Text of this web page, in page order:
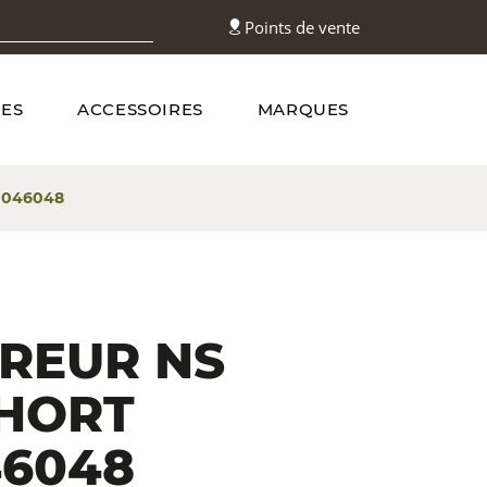
Points de vente
ACCESSOIRES MARQUES
046048
NS